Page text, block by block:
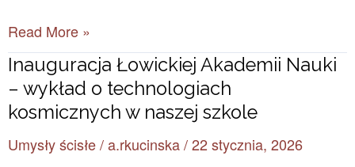
Read More »
Inauguracja Łowickiej Akademii Nauki
– wykład o technologiach
kosmicznych w naszej szkole
Umysły ścisłe/a.rkucinska/22 stycznia, 2026
Inauguracja
Łowickiej
Akademii
Nauki
–